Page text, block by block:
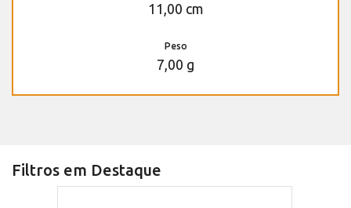
11,00 cm
Peso
7,00 g
Filtros em Destaque